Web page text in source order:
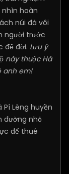
hoàn
núi đá vôi
người trước
để đời. Lưu ý
này thuộc Hà
anh em!
Lèng huyền
đường nhỏ
để thuê